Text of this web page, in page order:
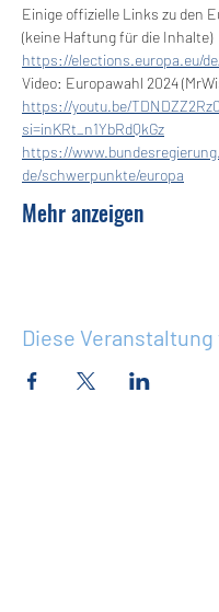
Einige offizielle Links zu den
(keine Haftung für die Inhalte)
https://elections.europa.eu/
Video: Europawahl 2024
https://youtu.be/
si=inKRt_n1YbRdQkGz
https://
de/schwerpunkte/europa
Mehr anzeigen
Diese